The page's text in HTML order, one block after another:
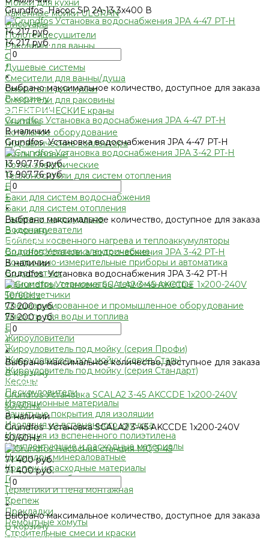
Мойки для кухни
Каменные мойки ULGRAN
Писсуары
Полотенцесушители
Раковины для ванны
Смесители
Душевые системы
Смесители для ванны/душа
Смесители для кухни
Смесители для раковины
ЭЛЕКТРИЧЕСКИЕ краны
Унитазы
Котельное оборудование
Гидравлические коллектора
Котлы газовые
Котлы электрические
Теплоносители для систем отопления
Баки мембранные
Баки для систем водоснабжения
Баки для систем отопления
Гасители гидроударов
Водонагреватели
Бойлеры косвенного нагрева и теплоаккумуляторы
Водонагреватели электрические
Контрольно-измерительные приборы и автоматика
Водосчетчик
Манометры, термометры, термоманометры
Теплосчетчики
Специализированное и промышленное оборудование
Емкости для воды и топлива
Емкости для фекалий
Жироуловители
Жироуловитель под мойку (серия Профи)
Жироуловитель под мойку (серия Сталь)
Жироуловитель под мойку (серия Стандарт)
Кесоны
Пескоуловители
Изоляционные материалы
Защитные покрытия для изоляции
Изоляция из вспененного каучука
Изоляция из вспененного полиэтилена
Комплектующие и расходные материалы
Цилиндры минераловатные
Крепеж и расходные материалы
Герметик резьбы
Герметики и Пена монтажная
Крепеж
Прокладки
Ремонтные хомуты
Строительные смеси и краски
Grundfos Насос SP 2A-13 3x400 В
14 217 руб.
14 217 руб.
-
+
×
Выбрано максимальное количество, доступное для заказа
В корзину
Добавлено
Grundfos Установка водоснабжения JPA 4-47 PT-H
В наличии
Grundfos Установка водоснабжения JPA 4-47 PT-H
13 907.76 руб.
13 907.76 руб.
-
+
×
Выбрано максимальное количество, доступное для заказа
В корзину
Добавлено
Grundfos Установка водоснабжения JPA 3-42 PT-H
В наличии
Grundfos Установка водоснабжения JPA 3-42 PT-H
73 200 руб.
73 200 руб.
-
+
×
Выбрано максимальное количество, доступное для заказа
В корзину
Добавлено
Grundfos Установка SCALA2 3-45 AKCCDE 1x200-240V
50/60Hz
В наличии
Grundfos Установка SCALA2 3-45 AKCCDE 1x200-240V
50/60Hz
71 400 руб.
71 400 руб.
-
+
×
Выбрано максимальное количество, доступное для заказа
В корзину